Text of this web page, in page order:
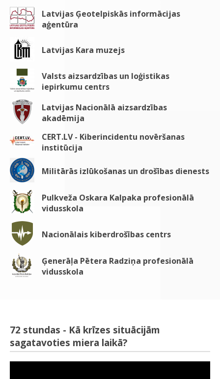
Latvijas Ģeotelpiskās informācijas
aģentūra
Latvijas Kara muzejs
Valsts aizsardzības un loģistikas
iepirkumu centrs
Latvijas Nacionālā aizsardzības
akadēmija
CERT.LV - Kiberincidentu novēršanas
institūcija
Militārās izlūkošanas un drošības dienests
Pulkveža Oskara Kalpaka profesionālā
vidusskola
Nacionālais kiberdrošības centrs
Ģenerāļa Pētera Radziņa profesionālā
vidusskola
72 stundas - Kā krīzes situācijām
sagatavoties miera laikā?